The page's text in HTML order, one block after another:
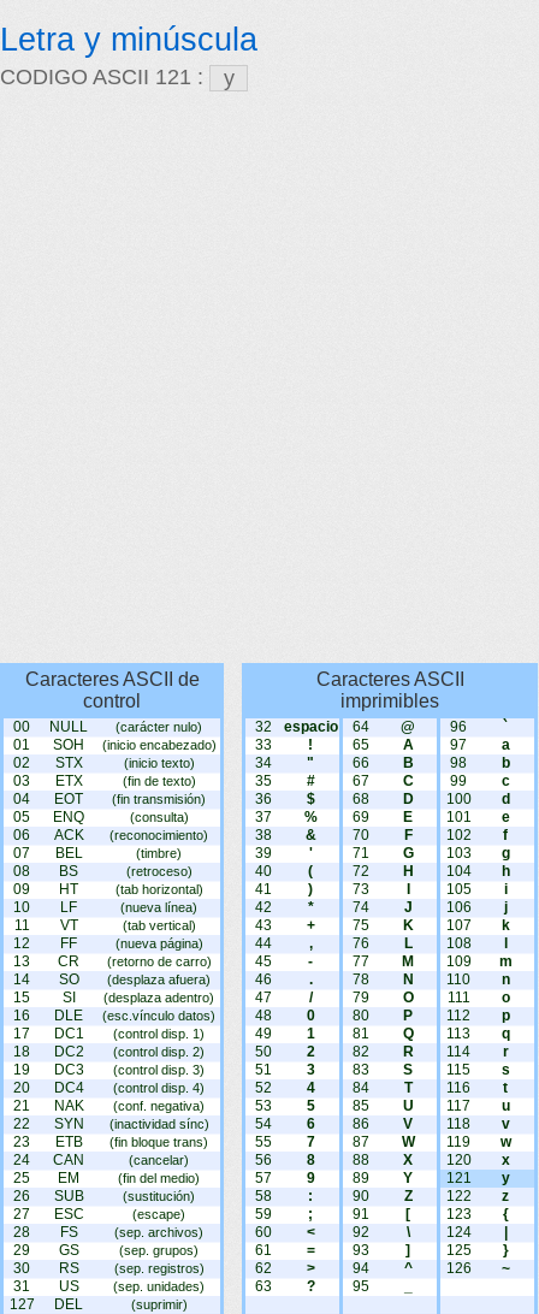
Letra y minúscula
CODIGO ASCII 121 :
Caracteres ASCII de
control
00 NULL (carácter nulo)
01 SOH (inicio encabezado)
02 STX (inicio texto)
03 ETX (fin de texto)
04 EOT (fin transmisión)
05 ENQ (consulta)
06 ACK (reconocimiento)
07 BEL (timbre)
08 BS (retroceso)
09 HT (tab horizontal)
10 LF (nueva línea)
11 VT (tab vertical)
12 FF (nueva página)
13 CR (retorno de carro)
14 SO (desplaza afuera)
15 SI (desplaza adentro)
16 DLE (esc.vínculo datos)
17 DC1 (control disp. 1)
18 DC2 (control disp. 2)
19 DC3 (control disp. 3)
20 DC4 (control disp. 4)
21 NAK (conf. negativa)
22 SYN (inactividad sínc)
23 ETB (fin bloque trans)
24 CAN (cancelar)
25 EM (fin del medio)
26 SUB (sustitución)
27 ESC (escape)
28 FS (sep. archivos)
29 GS (sep. grupos)
30 RS (sep. registros)
31 US (sep. unidades)
127 DEL (suprimir)
Caracteres ASCII
imprimibles
32
espacio
33
!
34
"
35
#
36
$
37
%
38
&
39
'
40
(
41
)
42
*
43
+
44
,
45
-
46
.
47
/
48
0
49
1
50
2
51
3
52
4
53
5
54
6
55
7
56
8
57
9
58
:
59
;
60
<
61
=
62
>
63
?
64
@
65
A
66
B
67
C
68
D
69
E
70
F
71
G
72
H
73
74
J
75
K
76
L
77
M
78
N
79
O
80
P
81
Q
82
R
83
S
84
T
85
U
86
V
87
W
88
X
89
Y
90
Z
91
[
92
\
93
]
94
^
95
96
`
97
a
98
b
99
c
100
d
101
e
102
f
103
g
104
h
105
i
106
j
107
k
108
109
m
110
n
111
o
112
p
113
q
114
r
115
s
116
t
117
u
118
v
119
w
120
x
121
y
122
z
123
{
124
125
}
126
~